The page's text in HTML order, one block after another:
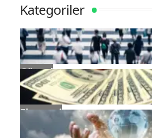
Kategoriler
Güncel
Ekonomi